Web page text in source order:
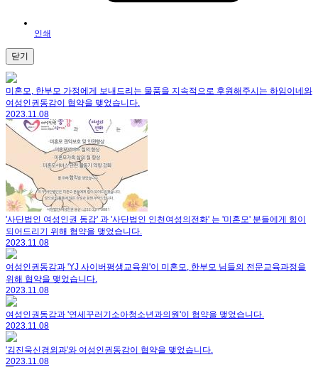
인쇄
닫기
미혼모, 한부모 가정에게 보내드리는 물품을 지속적으로 후원해주시는 하임이네와
여성인권동감이 협약을 맺었습니다.
2023.11.08
'사단법인 여성인권 동감' 과 '사단법인 인천여성의전화' 는 '미혼모' 분들에게 힘이
되어드리기 위해 협약을 맺었습니다.
2023.11.08
여성인권동감과 'YJ 사이버평생교육원'이 미혼모, 한부모 님들의 전문교육과정을
위해 협약을 맺었습니다.
2023.11.08
여성인권동감과 '연세꾸러기소아청소년과의원'이 협약을 맺었습니다.
2023.11.08
'김진욱신경외과'와 여성인권동감이 협약을 맺었습니다.
2023.11.08